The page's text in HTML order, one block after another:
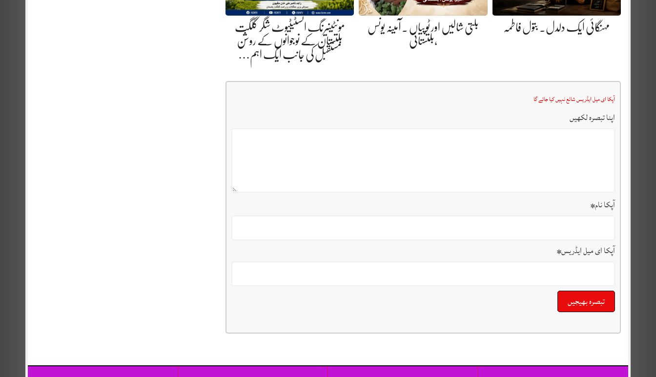
مہنگائی ایک دلدل. بتول فاطمہ
بلتی شالیں اور ٹوپیاں . آمینہ یونس
،بلتستانی
مونٹینیرنگ انسٹیٹیوٹ شگر گلگت
بلتستان کے نوجوانوں کے روشن
مستقبل کی جانب ایک اہم…
آپکا ای میل ایڈریس شائع نہیں کیا جائے گا
اپنا تبصرہ لکھیں
آپکا نام*
آپکا ای میل ایڈریس*